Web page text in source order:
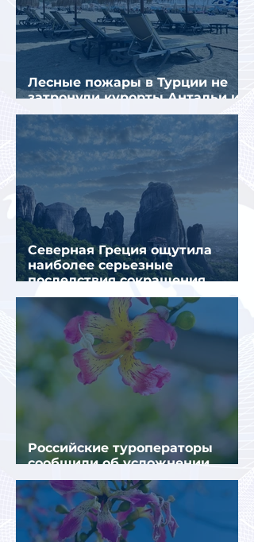
Лесные пожары в Турции не
затронули курорты Антальи и
Муглы
Северная Греция ощутила
наиболее серьезные
последствия сокращения
турпотока из России
Российские туроператоры
сообщили об усложнении
получения виз в Грецию